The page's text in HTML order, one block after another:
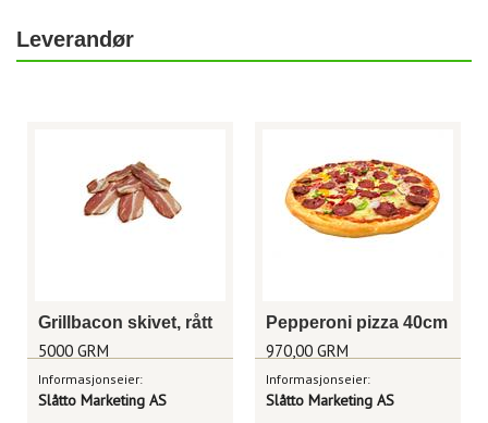
Leverandør
Grillbacon skivet, rått
5000 GRM
Informasjonseier:
Slåtto Marketing AS
Pepperoni pizza 40cm
970,00 GRM
Informasjonseier:
Slåtto Marketing AS